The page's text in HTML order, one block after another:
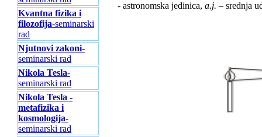
Kvаntnа fizikа i
filozofijа-seminarski
rad
Njutnovi zakoni-
seminarski rad
Nikola Tesla-
seminarski rad
Nikola Tesla -
metafizika i
kosmologija-
seminarski rad
- astronomska jedinica, a.j. – srednja